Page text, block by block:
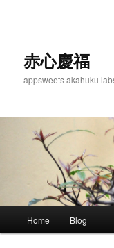
赤心慶福
appsweets akahuku
Home Blog